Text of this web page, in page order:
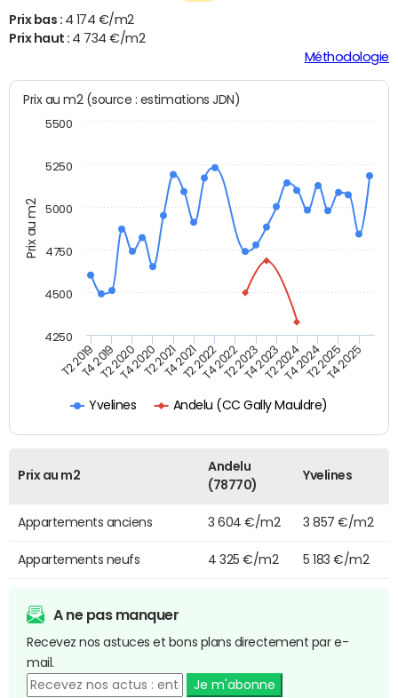
Prix bas : 4 174 €/m2
Prix haut : 4 734 €/m2
Méthodologie
Prix au m2
Prix au m2 (source : estimations JDN)
Yvelines Andelu (CC Gally Mauldre)
T2 2019T4 2019T2 2020T4 2020T2 2021T4 2021T2 2022T4 2022T2 2023T4 2023T2 2024T4 2024T2 2025T4 2025
4250
4500
4750
5000
5250
5500
Prix au m2
Andelu
(78770)
Yvelines
Appartements anciens 3 604 €/m2 3 857 €/m2
Appartements neufs 4 325 €/m2 5 183 €/m2
A ne pas manquer
Recevez nos astuces et bons plans directement par e-
mail.
Je m'abonne